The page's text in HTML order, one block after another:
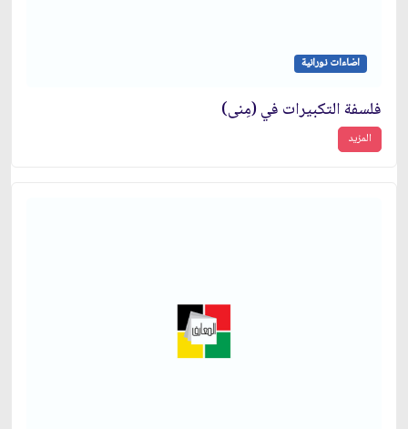
اضاءات نورانية
فلسفة التكبيرات في (مِنى)
المزيد